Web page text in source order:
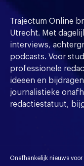
Trajectum Online
Utrecht. Met
interviews,
podcasts. Voor
professionele
ideeen en
journalistieke
redactiestatuut,
Onafhankelijk nieuws voor